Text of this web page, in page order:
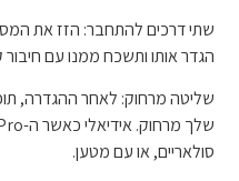
הגדר אותו ותשכח ממנו עם חיבור
שליטה מרחוק: לאחר ההגדרה,
סולאריים, או עם מטען.